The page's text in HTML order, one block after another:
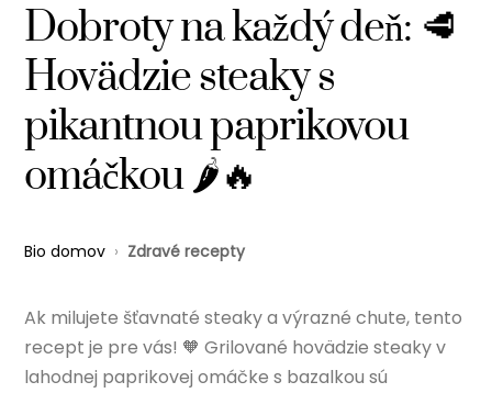
Dobroty na každý deň: 🥩
Hovädzie steaky s
pikantnou paprikovou
omáčkou 🌶️🔥
Bio domov › Zdravé recepty
Ak milujete šťavnaté steaky a výrazné chute, tento
recept je pre vás! 🧡 Grilované hovädzie steaky v
lahodnej paprikovej omáčke s bazalkou sú